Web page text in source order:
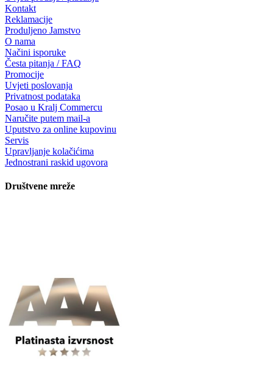
Kontakt
Reklamacije
Produljeno Jamstvo
O nama
Načini isporuke
Česta pitanja / FAQ
Promocije
Uvjeti poslovanja
Privatnost podataka
Posao u Kralj Commercu
Naručite putem mail-a
Uputstvo za online kupovinu
Servis
Upravljanje kolačićima
Jednostrani raskid ugovora
Društvene mreže